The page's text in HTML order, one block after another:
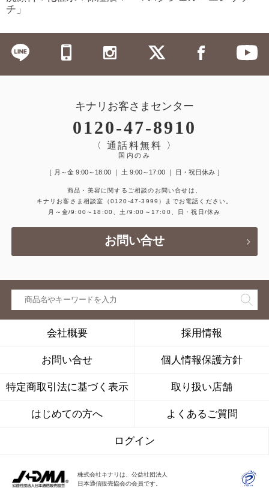
チ」
キナリお客さまセンター
0120-47-8910
〈 通話料無料 〉
国内のみ
［ 月～金 9:00～18:00 ｜ 土 9:00～17:00 ｜ 日・祝日休み ］
商品・美容に関するご相談のお問い合せは、
キナリお客さま相談室
（0120-47-3999）
までお電話ください。
月～金/9:00～18:00、土/9:00～17:00、日・祝日/休み
お問い合せ
会社概要 採用情報
お問い合せ 個人情報保護方針
特定商取引法に基づく表示 取り扱い店舗
はじめての方へ よくあるご質問
ログイン
株式会社キナリは、公益社団法人
日本通信販売協会の会員です。